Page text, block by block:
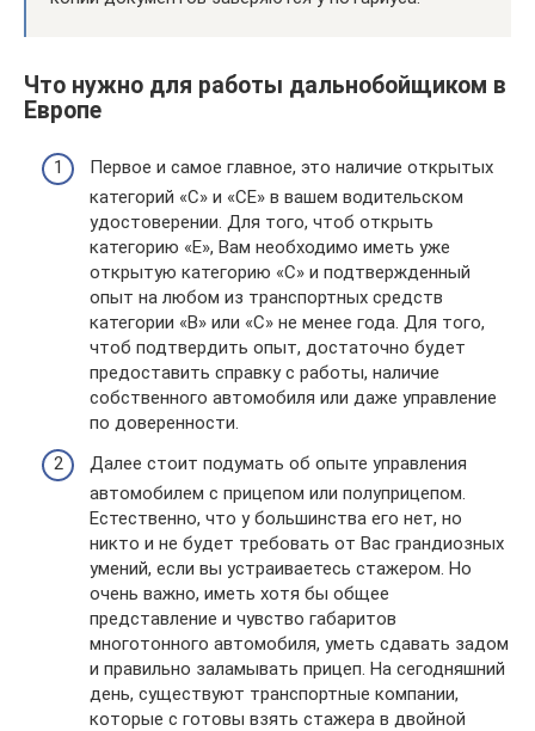
Что нужно для работы дальнобойщиком в
Европе
Первое и самое главное, это наличие открытых
категорий «С» и «СЕ» в вашем водительском
удостоверении. Для того, чтоб открыть
категорию «Е», Вам необходимо иметь уже
открытую категорию «С» и подтвержденный
опыт на любом из транспортных средств
категории «В» или «С» не менее года. Для того,
чтоб подтвердить опыт, достаточно будет
предоставить справку с работы, наличие
собственного автомобиля или даже управление
по доверенности.
Далее стоит подумать об опыте управления
автомобилем с прицепом или полуприцепом.
Естественно, что у большинства его нет, но
никто и не будет требовать от Вас грандиозных
умений, если вы устраиваетесь стажером. Но
очень важно, иметь хотя бы общее
представление и чувство габаритов
многотонного автомобиля, уметь сдавать задом
и правильно заламывать прицеп. На сегодняшний
день, существуют транспортные компании,
которые с готовы взять стажера в двойной